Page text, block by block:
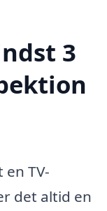
3
TV-
det altid en